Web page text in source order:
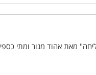
מאת אהוד מנור ומתי כספי